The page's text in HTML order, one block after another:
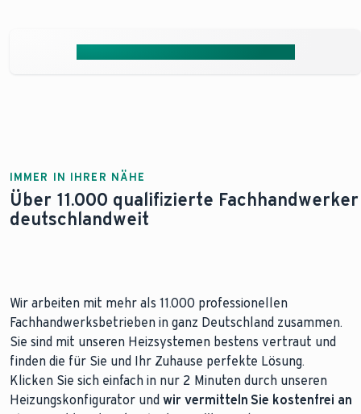
IMMER IN IHRER NÄHE
Über 11.000 qualifizierte Fachhandwerker
deutschlandweit
Wir arbeiten mit mehr als 11.000 professionellen
Fachhandwerksbetrieben in ganz Deutschland zusammen.
Sie sind mit unseren Heizsystemen bestens vertraut und
finden die für Sie und Ihr Zuhause perfekte Lösung.
Klicken Sie sich einfach in nur 2 Minuten durch unseren
Heizungskonfigurator und wir vermitteln Sie kostenfrei an